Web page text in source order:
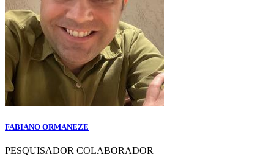
FABIANO ORMANEZE
PESQUISADOR COLABORADOR